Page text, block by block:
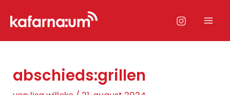
Inhalt
abschieds:grillen